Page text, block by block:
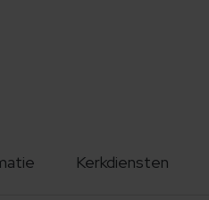
Kerkdiensten